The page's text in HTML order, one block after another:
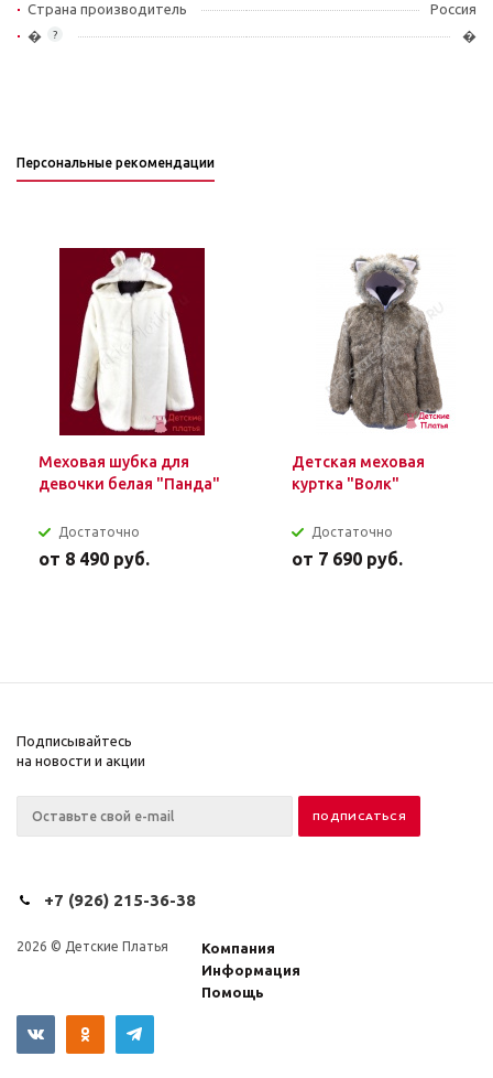
Страна производитель Россия
?
� �
Персональные рекомендации
Меховая шубка для
девочки белая "Панда"
Достаточно
от 8 490 руб.
Детская меховая
куртка "Волк"
Достаточно
от 7 690 руб.
Подписывайтесь
на новости и акции
+7 (926) 215-36-38
2026 © Детские Платья
Компания
Информация
Помощь